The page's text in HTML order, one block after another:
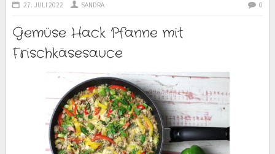
27. JULI 2022 SANDRA 0
Gemüse Hack Pfanne mit
Frischkäsesauce